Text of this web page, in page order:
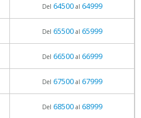
Del 64500al 64999
Del 65500al 65999
Del 66500al 66999
Del 67500al 67999
Del 68500al 68999